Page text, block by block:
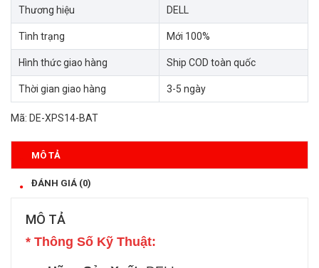
Thương hiệu DELL
Tình trạng Mới 100%
Hình thức giao hàng Ship COD toàn quốc
Thời gian giao hàng 3-5 ngày
Mã: DE-XPS14-BAT
MÔ TẢ
ĐÁNH GIÁ (0)
MÔ TẢ
* Thông Số Kỹ Thuật: